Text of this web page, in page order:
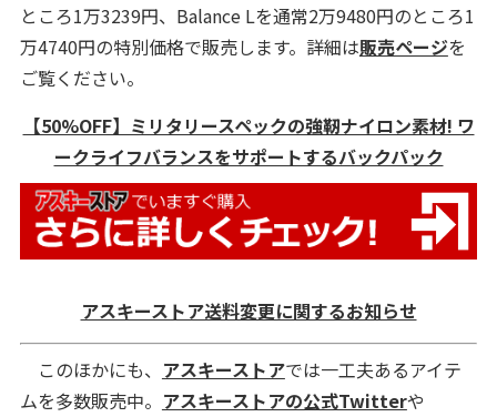
ところ1万3239円、Balance Lを通常2万9480円のところ1
万4740円の特別価格で販売します。詳細は販売ページを
ご覧ください。
【50%OFF】ミリタリースペックの強靭ナイロン素材! ワ
ークライフバランスをサポートするバックパック
アスキーストア送料変更に関するお知らせ
このほかにも、 アスキーストアでは一工夫あるアイテ
ムを多数販売中。 アスキーストアの公式Twitterや